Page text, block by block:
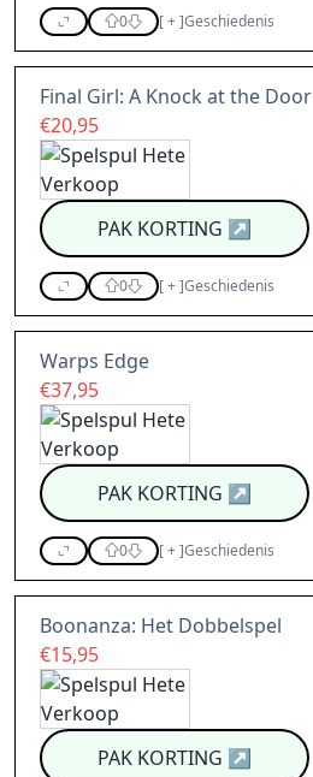
0 [+]Geschiedenis
Final Girl: A Knock at the Door
€20,95
PAK KORTING ↗
0 [+]Geschiedenis
Warps Edge
€37,95
PAK KORTING ↗
0 [+]Geschiedenis
Boonanza: Het Dobbelspel
€15,95
PAK KORTING ↗